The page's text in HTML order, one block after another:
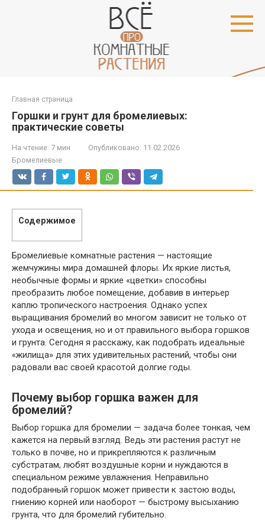
Главная страница
Горшки и грунт для бромелиевых:
практические советы
На чтение: 7 мин Опубликовано: 11.02.2026
Бромелиевые
Содержимое
Бромелиевые комнатные растения — настоящие
жемчужины мира домашней флоры. Их яркие листья,
необычные формы и яркие «цветки» способны
преобразить любое помещение, добавив в интерьер
каплю тропического настроения. Однако успех
выращивания бромелий во многом зависит не только от
ухода и освещения, но и от правильного выбора горшков
и грунта. Сегодня я расскажу, как подобрать идеальные
«жилища» для этих удивительных растений, чтобы они
радовали вас своей красотой долгие годы.
Почему выбор горшка важен для
бромелий?
Выбор горшка для бромелии — задача более тонкая, чем
кажется на первый взгляд. Ведь эти растения растут не
только в почве, но и прикрепляются к различным
субстратам, любят воздушные корни и нуждаются в
специальном режиме увлажнения. Неправильно
подобранный горшок может привести к застою воды,
гниению корней или наоборот — быстрому высыханию
грунта, что для бромелий губительно.